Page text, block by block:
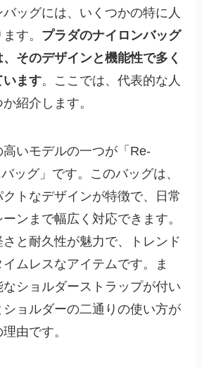
ッグには、いくつかの特に人
す。 プラダのナイロンバッグ
そのデザインと機能性で多く
います。ここでは、代表的な人
紹介します。
高いモデルの一つが「Re-
ッグ」です。このバッグは、
トなデザインが特徴で、日常
ンまで幅広く対応できます。
と耐久性が魅力で、トレンド
ムレスなアイテムです。ま
ショルダーストラップが付い
ョルダーの二通りの使い方が
由です。